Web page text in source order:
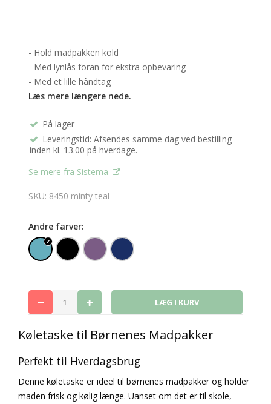
- Hold madpakken kold
- Med lynlås foran for ekstra opbevaring
- Med et lille håndtag
Læs mere længere nede.
På lager
Leveringstid: Afsendes samme dag ved bestilling
inden kl. 13.00 på hverdage.
Se mere fra Sistema
SKU: 8450 minty teal
Andre farver:
Køletaske til Børnenes Madpakker
Perfekt til Hverdagsbrug
Denne køletaske er ideel til børnenes madpakker og holder
maden frisk og kølig længe. Uanset om det er til skole,